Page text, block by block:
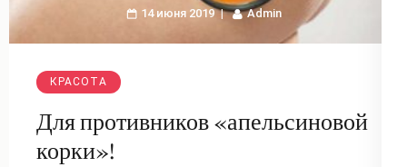
14 июня 2019 Admin
КРАСОТА
Для противников «апельсиновой
корки»!